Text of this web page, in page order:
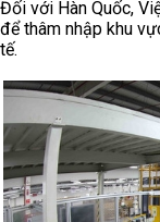
Đối với Hàn Quốc,
để thâm nhập khu
tế.